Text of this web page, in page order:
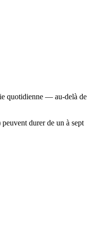
quotidienne — au-delà de
durer de un à sept